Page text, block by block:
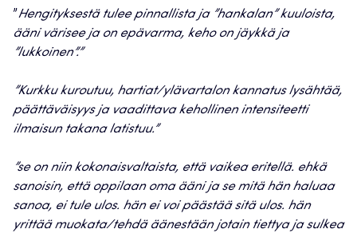
”Hengityksestä tulee pinnallista ja ”hankalan” kuuloista,
ääni värisee ja on epävarma, keho on jäykkä ja
”lukkoinen”.”
”Kurkku kuroutuu, hartiat/ylävartalon kannatus lysähtää,
päättäväisyys ja vaadittava kehollinen intensiteetti
ilmaisun takana latistuu.”
”se on niin kokonaisvaltaista, että vaikea eritellä. ehkä
sanoisin, että oppilaan oma ääni ja se mitä hän haluaa
sanoa, ei tule ulos. hän ei voi päästää sitä ulos. hän
yrittää muokata/tehdä äänestään jotain tiettya ja sulkea